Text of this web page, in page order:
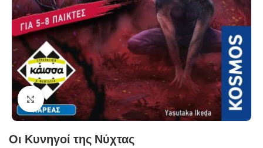
Click to enlarge
Οι Κυνηγοί της Νύχτας